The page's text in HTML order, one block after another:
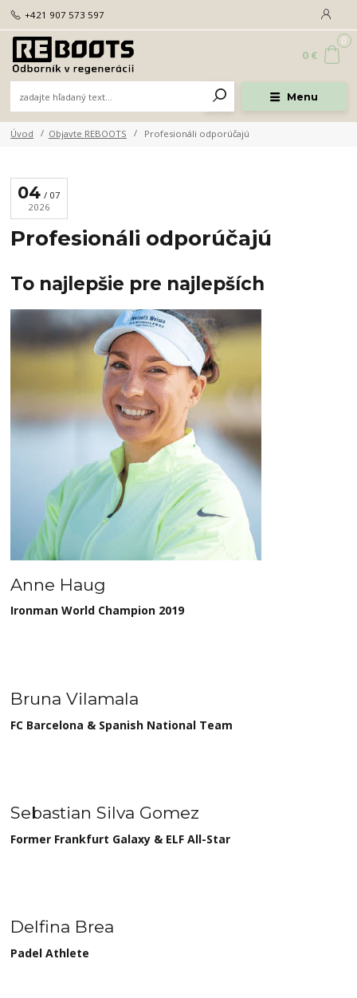
Menu
+421 907 573 597
0
0 €
Úvod Objavte REBOOTS Profesionáli odporúčajú
04
07
2026
Profesionáli odporúčajú
To najlepšie pre najlepších
Anne Haug
Ironman World Champion 2019
Bruna Vilamala
FC Barcelona & Spanish National Team
Sebastian Silva Gomez
Former Frankfurt Galaxy & ELF All-Star
Delfina Brea
Padel Athlete